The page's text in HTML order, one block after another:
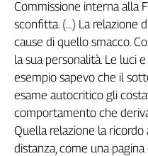
Commissione interna alla
sconfitta. (…) La relazione
cause di quello smacco.
la sua personalità. Le luci
esempio sapevo che il
esame autocritico gli
comportamento che
Quella relazione la ricordo
distanza, come una